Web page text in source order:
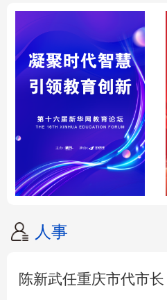
人事
陈新武任重庆市代市长